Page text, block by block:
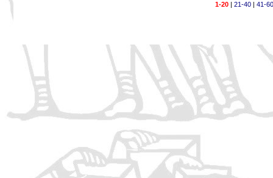
1-20 | 21-40 | 41-60